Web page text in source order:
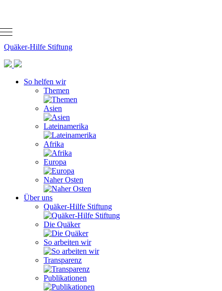
Quäker-Hilfe Stiftung
So helfen wir
Themen
Asien
Lateinamerika
Afrika
Europa
Naher Osten
Über uns
Quäker-Hilfe Stiftung
Die Quäker
So arbeiten wir
Transparenz
Publikationen